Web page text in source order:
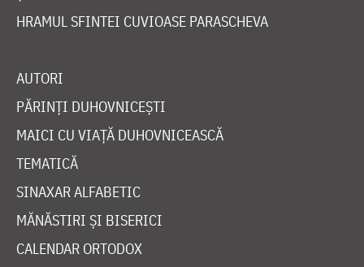
HRAMUL SFINTEI CUVIOASE PARASCHEVA
AUTORI
PĂRINȚI DUHOVNICEȘTI
MAICI CU VIAȚĂ DUHOVNICEASCĂ
TEMATICĂ
SINAXAR ALFABETIC
MĂNĂSTIRI ȘI BISERICI
CALENDAR ORTODOX